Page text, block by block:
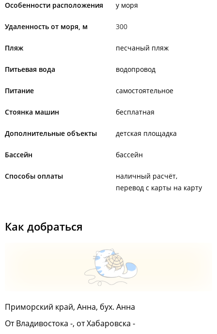
Особенности расположения у моря
Удаленность от моря, м 300
Пляж песчаный пляж
Питьевая вода водопровод
Питание самостоятельное
Стоянка машин бесплатная
Дополнительные объекты детская площадка
Бассейн бассейн
Способы оплаты
наличный расчёт
перевод с карты на карту
Как добраться
Приморский край, Анна, бух. Анна
От Владивостока -, от Хабаровска -